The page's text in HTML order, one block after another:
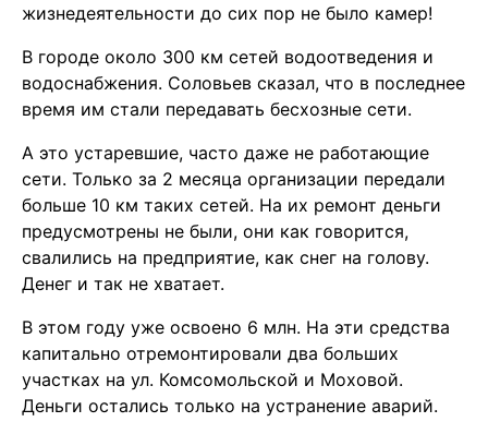
жизнедеятельности до сих пор не было камер!
В городе около 300 км сетей водоотведения и
водоснабжения. Соловьев сказал, что в последнее
время им стали передавать бесхозные сети.
А это устаревшие, часто даже не работающие
сети. Только за 2 месяца организации передали
больше 10 км таких сетей. На их ремонт деньги
предусмотрены не были, они как говорится,
свалились на предприятие, как снег на голову.
Денег и так не хватает.
В этом году уже освоено 6 млн. На эти средства
капитально отремонтировали два больших
участках на ул. Комсомольской и Моховой.
Деньги остались только на устранение аварий.